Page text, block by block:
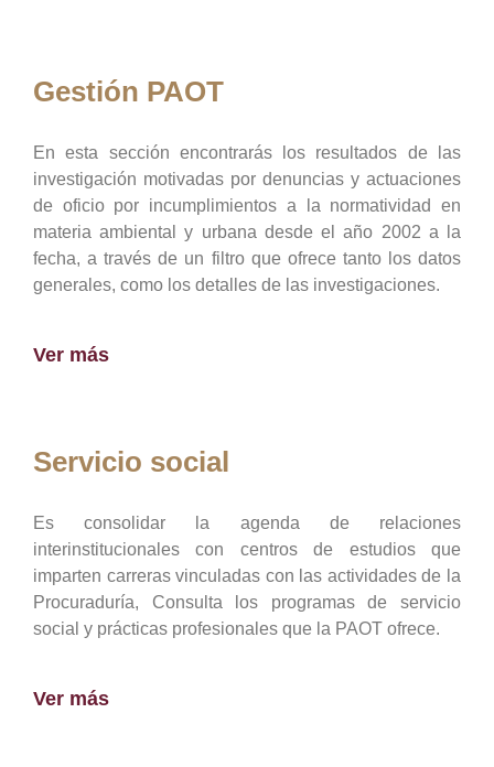
Gestión PAOT
En esta sección encontrarás los resultados de las
investigación motivadas por denuncias y actuaciones
de oficio por incumplimientos a la normatividad en
materia ambiental y urbana desde el año 2002 a la
fecha, a través de un filtro que ofrece tanto los datos
generales, como los detalles de las investigaciones.
Ver más
Servicio social
Es consolidar la agenda de relaciones
interinstitucionales con centros de estudios que
imparten carreras vinculadas con las actividades de la
Procuraduría, Consulta los programas de servicio
social y prácticas profesionales que la PAOT ofrece.
Ver más